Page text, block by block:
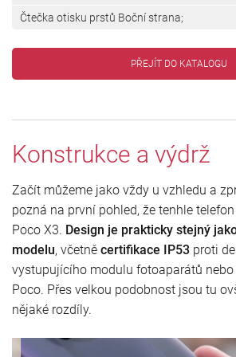
Čtečka otisku prstů Boční strana;
PŘEJÍT DO KATALOGU
Konstrukce a výdrž
Začít můžeme jako vždy u vzhledu a
pozná na první pohled, že tenhle
Poco X3. Design je prakticky stejný
modelu, včetně certifikace IP53 proti
vystupujícího modulu fotoaparátů nebo
Poco. Přes velkou podobnost jsou tu
nějaké rozdíly.